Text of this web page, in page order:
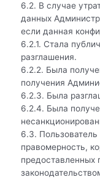
6.2. В случае
данных
если данная
6.2.1. Стала
разглашения.
6.2.2. Была
получения
6.2.3. Была
6.2.4. Была
6.3. Пользователь
правомерность,
предоставленных